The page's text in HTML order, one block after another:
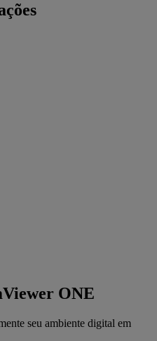
ONE
seu ambiente digital em